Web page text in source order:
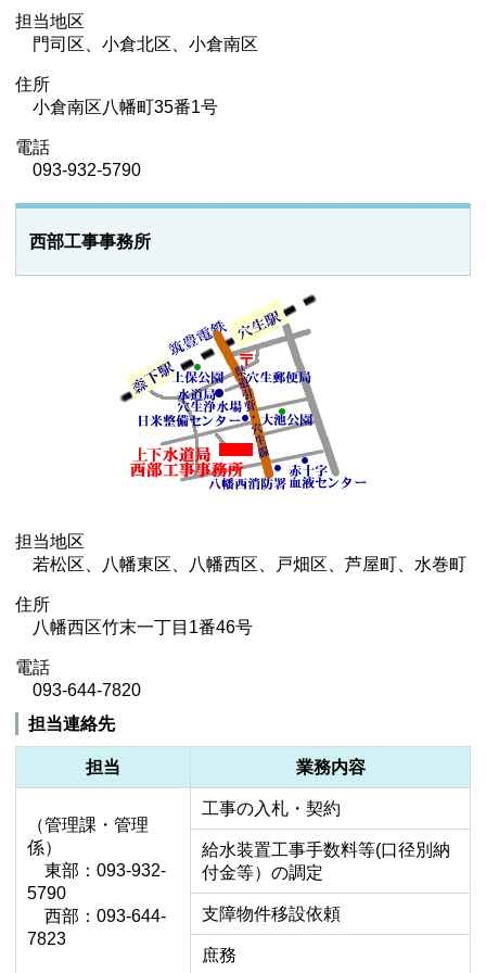
担当地区
門司区、小倉北区、小倉南区
住所
小倉南区八幡町35番1号
電話
093-932-5790
西部工事事務所
担当地区
若松区、八幡東区、八幡西区、戸畑区、芦屋町、水巻町
住所
八幡西区竹末一丁目1番46号
電話
093-644-7820
担当連絡先
担当 業務内容
（管理課・管理
係）
東部：093-932-
5790
西部：093-644-
7823
工事の入札・契約
給水装置工事手数料等(口径別納
付金等）の調定
支障物件移設依頼
庶務